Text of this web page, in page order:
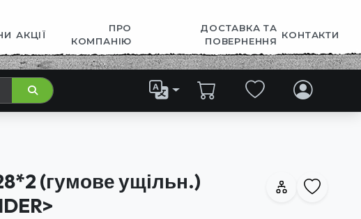
АКЦІЇ
ПРО
КОМПАНІЮ
ДОСТАВКА ТА
ПОВЕРНЕННЯ
КОНТАКТИ
(гумове ущільн.)